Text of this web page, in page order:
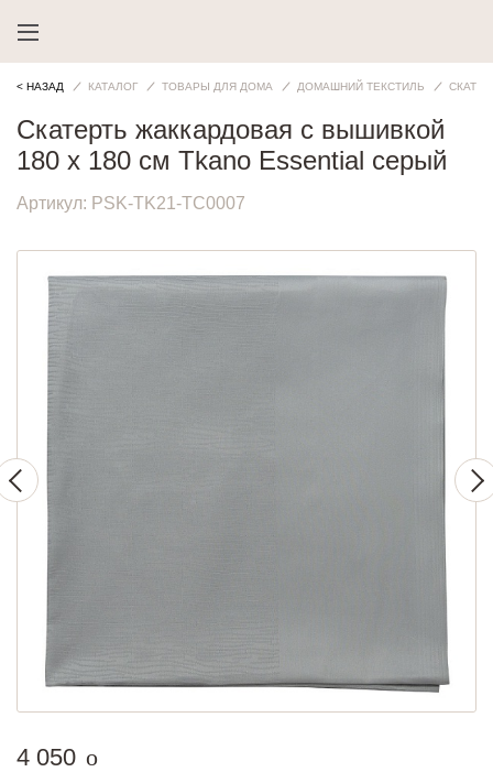
< НАЗАД КАТАЛОГ ТОВАРЫ ДЛЯ ДОМА ДОМАШНИЙ ТЕКСТИЛЬ
Скатерть жаккардовая с вышивкой
180 х 180 см Tkano Essential серый
Артикул: PSK-TK21-TC0007
4 050 руб.
o